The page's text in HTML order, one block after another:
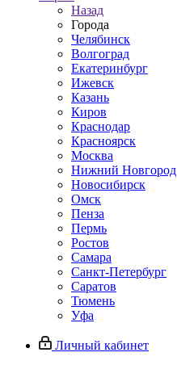
Назад
Города
Челябинск
Волгоград
Екатеринбург
Ижевск
Казань
Киров
Краснодар
Красноярск
Москва
Нижний Новгород
Новосибирск
Омск
Пенза
Пермь
Ростов
Самара
Санкт-Петербург
Саратов
Тюмень
Уфа
Личный кабинет